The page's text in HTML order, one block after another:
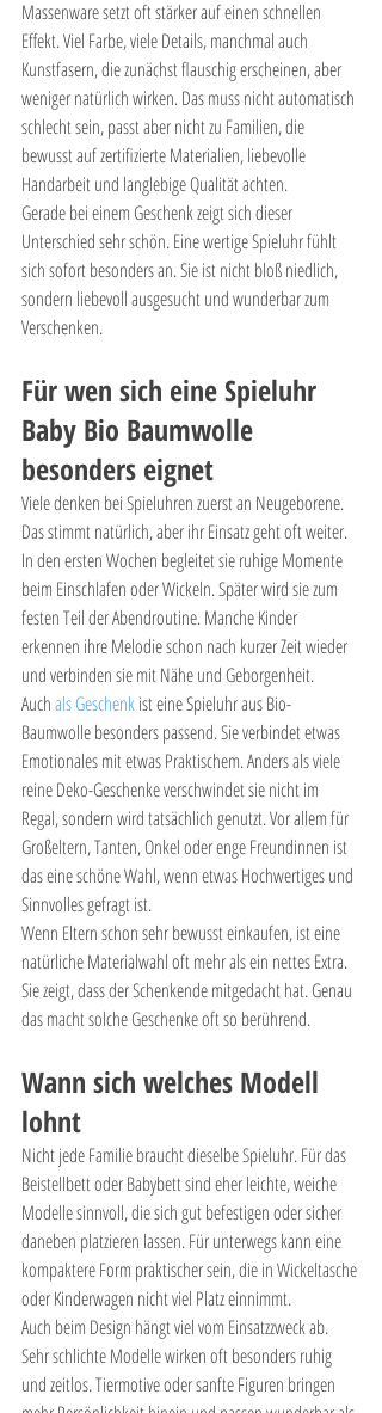
Massenware setzt oft stärker auf einen schnellen
Effekt. Viel Farbe, viele Details, manchmal auch
Kunstfasern, die zunächst flauschig erscheinen, aber
weniger natürlich wirken. Das muss nicht automatisch
schlecht sein, passt aber nicht zu Familien, die
bewusst auf zertifizierte Materialien, liebevolle
Handarbeit und langlebige Qualität achten.
Gerade bei einem Geschenk zeigt sich dieser
Unterschied sehr schön. Eine wertige Spieluhr fühlt
sich sofort besonders an. Sie ist nicht bloß niedlich,
sondern liebevoll ausgesucht und wunderbar zum
Verschenken.
Für wen sich eine Spieluhr
Baby Bio Baumwolle
besonders eignet
Viele denken bei Spieluhren zuerst an Neugeborene.
Das stimmt natürlich, aber ihr Einsatz geht oft weiter.
In den ersten Wochen begleitet sie ruhige Momente
beim Einschlafen oder Wickeln. Später wird sie zum
festen Teil der Abendroutine. Manche Kinder
erkennen ihre Melodie schon nach kurzer Zeit wieder
und verbinden sie mit Nähe und Geborgenheit.
Auch als Geschenk ist eine Spieluhr aus Bio-
Baumwolle besonders passend. Sie verbindet etwas
Emotionales mit etwas Praktischem. Anders als viele
reine Deko-Geschenke verschwindet sie nicht im
Regal, sondern wird tatsächlich genutzt. Vor allem für
Großeltern, Tanten, Onkel oder enge Freundinnen ist
das eine schöne Wahl, wenn etwas Hochwertiges und
Sinnvolles gefragt ist.
Wenn Eltern schon sehr bewusst einkaufen, ist eine
natürliche Materialwahl oft mehr als ein nettes Extra.
Sie zeigt, dass der Schenkende mitgedacht hat. Genau
das macht solche Geschenke oft so berührend.
Wann sich welches Modell
lohnt
Nicht jede Familie braucht dieselbe Spieluhr. Für das
Beistellbett oder Babybett sind eher leichte, weiche
Modelle sinnvoll, die sich gut befestigen oder sicher
daneben platzieren lassen. Für unterwegs kann eine
kompaktere Form praktischer sein, die in Wickeltasche
oder Kinderwagen nicht viel Platz einnimmt.
Auch beim Design hängt viel vom Einsatzzweck ab.
Sehr schlichte Modelle wirken oft besonders ruhig
und zeitlos. Tiermotive oder sanfte Figuren bringen